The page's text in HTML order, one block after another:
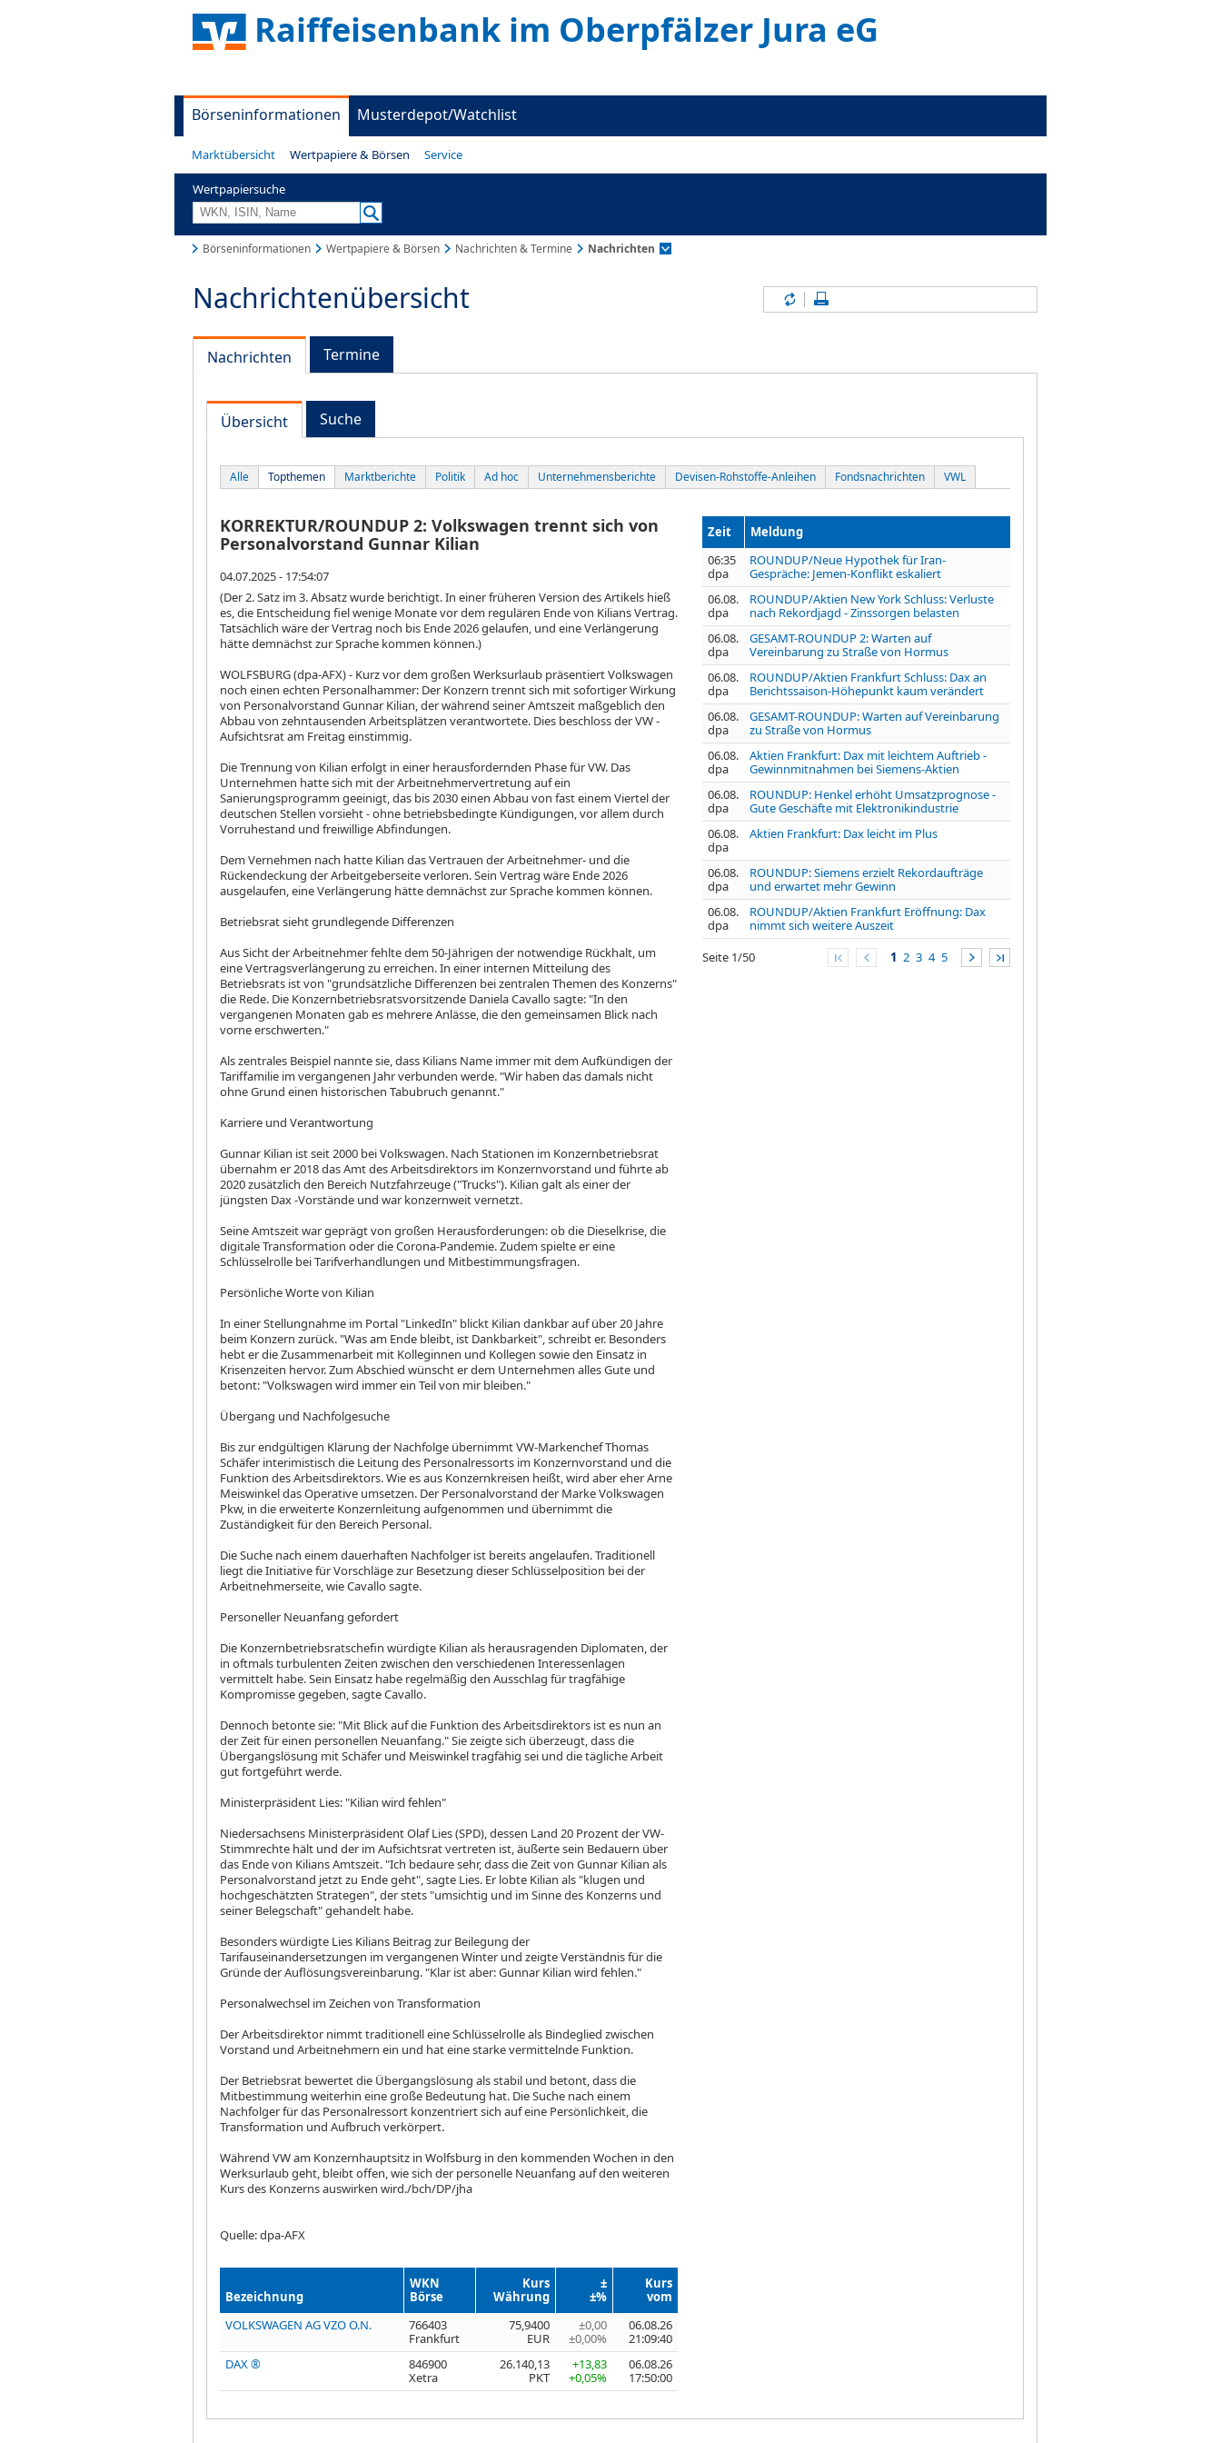
Raiffeisenbank im Oberpfälzer Jura eG
Börseninformationen Musterdepot/Watchlist
Marktübersicht Wertpapiere & Börsen Service
Wertpapiersuche
Börseninformationen Wertpapiere & Börsen Nachrichten & Termine Nachrichten
Nachrichtenübersicht Inhalte aktualisieren
Nachrichten Termine
Übersicht Suche
Alle Topthemen Marktberichte Politik Ad hoc Unternehmensberichte Devisen-Rohstoffe-Anleihen Fondsnachrichten VWL
KORREKTUR/ROUNDUP 2: Volkswagen trennt sich von
Personalvorstand Gunnar Kilian
04.07.2025 - 17:54:07
(Der 2. Satz im 3. Absatz wurde berichtigt. In einer früheren Version des Artikels hieß
es, die Entscheidung fiel wenige Monate vor dem regulären Ende von Kilians Vertrag.
Tatsächlich wäre der Vertrag noch bis Ende 2026 gelaufen, und eine Verlängerung
hätte demnächst zur Sprache kommen können.)
WOLFSBURG (dpa-AFX) - Kurz vor dem großen Werksurlaub präsentiert Volkswagen
noch einen echten Personalhammer: Der Konzern trennt sich mit sofortiger Wirkung
von Personalvorstand Gunnar Kilian, der während seiner Amtszeit maßgeblich den
Abbau von zehntausenden Arbeitsplätzen verantwortete. Dies beschloss der VW-
Aufsichtsrat am Freitag einstimmig.
Die Trennung von Kilian erfolgt in einer herausfordernden Phase für VW. Das
Unternehmen hatte sich mit der Arbeitnehmervertretung auf ein
Sanierungsprogramm geeinigt, das bis 2030 einen Abbau von fast einem Viertel der
deutschen Stellen vorsieht - ohne betriebsbedingte Kündigungen, vor allem durch
Vorruhestand und freiwillige Abfindungen.
Dem Vernehmen nach hatte Kilian das Vertrauen der Arbeitnehmer- und die
Rückendeckung der Arbeitgeberseite verloren. Sein Vertrag wäre Ende 2026
ausgelaufen, eine Verlängerung hätte demnächst zur Sprache kommen können.
Betriebsrat sieht grundlegende Differenzen
Aus Sicht der Arbeitnehmer fehlte dem 50-Jährigen der notwendige Rückhalt, um
eine Vertragsverlängerung zu erreichen. In einer internen Mitteilung des
Betriebsrats ist von "grundsätzliche Differenzen bei zentralen Themen des Konzerns"
die Rede. Die Konzernbetriebsratsvorsitzende Daniela Cavallo sagte: "In den
vergangenen Monaten gab es mehrere Anlässe, die den gemeinsamen Blick nach
vorne erschwerten."
Als zentrales Beispiel nannte sie, dass Kilians Name immer mit dem Aufkündigen der
Tariffamilie im vergangenen Jahr verbunden werde. "Wir haben das damals nicht
ohne Grund einen historischen Tabubruch genannt."
Karriere und Verantwortung
Gunnar Kilian ist seit 2000 bei Volkswagen. Nach Stationen im Konzernbetriebsrat
übernahm er 2018 das Amt des Arbeitsdirektors im Konzernvorstand und führte ab
2020 zusätzlich den Bereich Nutzfahrzeuge ("Trucks"). Kilian galt als einer der
jüngsten Dax-Vorstände und war konzernweit vernetzt.
Seine Amtszeit war geprägt von großen Herausforderungen: ob die Dieselkrise, die
digitale Transformation oder die Corona-Pandemie. Zudem spielte er eine
Schlüsselrolle bei Tarifverhandlungen und Mitbestimmungsfragen.
Persönliche Worte von Kilian
In einer Stellungnahme im Portal "LinkedIn" blickt Kilian dankbar auf über 20 Jahre
beim Konzern zurück. "Was am Ende bleibt, ist Dankbarkeit", schreibt er. Besonders
hebt er die Zusammenarbeit mit Kolleginnen und Kollegen sowie den Einsatz in
Krisenzeiten hervor. Zum Abschied wünscht er dem Unternehmen alles Gute und
betont: "Volkswagen wird immer ein Teil von mir bleiben."
Übergang und Nachfolgesuche
Bis zur endgültigen Klärung der Nachfolge übernimmt VW-Markenchef Thomas
Schäfer interimistisch die Leitung des Personalressorts im Konzernvorstand und die
Funktion des Arbeitsdirektors. Wie es aus Konzernkreisen heißt, wird aber eher Arne
Meiswinkel das Operative umsetzen. Der Personalvorstand der Marke Volkswagen
Pkw, in die erweiterte Konzernleitung aufgenommen und übernimmt die
Zuständigkeit für den Bereich Personal.
Die Suche nach einem dauerhaften Nachfolger ist bereits angelaufen. Traditionell
liegt die Initiative für Vorschläge zur Besetzung dieser Schlüsselposition bei der
Arbeitnehmerseite, wie Cavallo sagte.
Personeller Neuanfang gefordert
Die Konzernbetriebsratschefin würdigte Kilian als herausragenden Diplomaten, der
in oftmals turbulenten Zeiten zwischen den verschiedenen Interessenlagen
vermittelt habe. Sein Einsatz habe regelmäßig den Ausschlag für tragfähige
Kompromisse gegeben, sagte Cavallo.
Dennoch betonte sie: "Mit Blick auf die Funktion des Arbeitsdirektors ist es nun an
der Zeit für einen personellen Neuanfang." Sie zeigte sich überzeugt, dass die
Übergangslösung mit Schäfer und Meiswinkel tragfähig sei und die tägliche Arbeit
gut fortgeführt werde.
Ministerpräsident Lies: "Kilian wird fehlen"
Niedersachsens Ministerpräsident Olaf Lies (SPD), dessen Land 20 Prozent der VW-
Stimmrechte hält und der im Aufsichtsrat vertreten ist, äußerte sein Bedauern über
das Ende von Kilians Amtszeit. "Ich bedaure sehr, dass die Zeit von Gunnar Kilian als
Personalvorstand jetzt zu Ende geht", sagte Lies. Er lobte Kilian als "klugen und
hochgeschätzten Strategen", der stets "umsichtig und im Sinne des Konzerns und
seiner Belegschaft" gehandelt habe.
Besonders würdigte Lies Kilians Beitrag zur Beilegung der
Tarifauseinandersetzungen im vergangenen Winter und zeigte Verständnis für die
Gründe der Auflösungsvereinbarung. "Klar ist aber: Gunnar Kilian wird fehlen."
Personalwechsel im Zeichen von Transformation
Der Arbeitsdirektor nimmt traditionell eine Schlüsselrolle als Bindeglied zwischen
Vorstand und Arbeitnehmern ein und hat eine starke vermittelnde Funktion.
Der Betriebsrat bewertet die Übergangslösung als stabil und betont, dass die
Mitbestimmung weiterhin eine große Bedeutung hat. Die Suche nach einem
Nachfolger für das Personalressort konzentriert sich auf eine Persönlichkeit, die
Transformation und Aufbruch verkörpert.
Während VW am Konzernhauptsitz in Wolfsburg in den kommenden Wochen in den
Werksurlaub geht, bleibt offen, wie sich der personelle Neuanfang auf den weiteren
Kurs des Konzerns auswirken wird./bch/DP/jha
Quelle: dpa-AFX
Bezeichnung
WKN
Börse
Kurs
Währung
±
±%
Kurs
vom
VOLKSWAGEN AG VZO O.N.
766403
Frankfurt
75,9400
EUR
±0,00
±0,00%
06.08.26
21:09:40
DAX ®
846900
Xetra
26.140,13
PKT
+13,83
+0,05%
06.08.26
17:50:00
Zeit
Meldung
06:35
dpa
ROUNDUP/Neue Hypothek für Iran-
Gespräche: Jemen-Konflikt eskaliert
06.08.
dpa
ROUNDUP/Aktien New York Schluss: Verluste
nach Rekordjagd - Zinssorgen belasten
06.08.
dpa
GESAMT-ROUNDUP 2: Warten auf
Vereinbarung zu Straße von Hormus
06.08.
dpa
ROUNDUP/Aktien Frankfurt Schluss: Dax an
Berichtssaison-Höhepunkt kaum verändert
06.08.
dpa
GESAMT-ROUNDUP: Warten auf Vereinbarung
zu Straße von Hormus
06.08.
dpa
Aktien Frankfurt: Dax mit leichtem Auftrieb -
Gewinnmitnahmen bei Siemens-Aktien
06.08.
dpa
ROUNDUP: Henkel erhöht Umsatzprognose -
Gute Geschäfte mit Elektronikindustrie
06.08.
dpa
Aktien Frankfurt: Dax leicht im Plus
06.08.
dpa
ROUNDUP: Siemens erzielt Rekordaufträge
und erwartet mehr Gewinn
06.08.
dpa
ROUNDUP/Aktien Frankfurt Eröffnung: Dax
nimmt sich weitere Auszeit
Seite 1/50 1 2 3 4 5